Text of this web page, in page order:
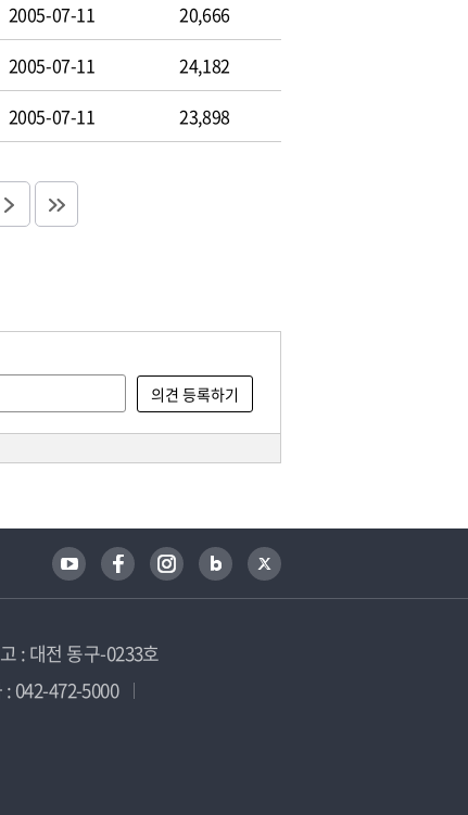
2005-07-11
20,666
2005-07-11
24,182
2005-07-11 23,898
: 대전 동구-0233호
: 042-472-5000